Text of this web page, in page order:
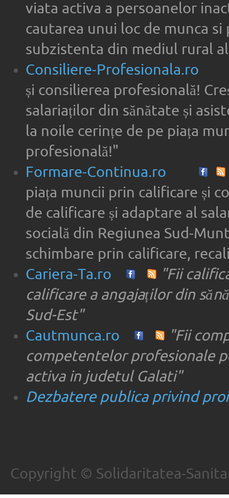
viata activa a persoanelor
cautarea unui loc de munca
subzistenta din mediul rural
Consiliere-Profesionala.ro
și consilierea profesională!
salariaților din sănătate și
la noile cerințe de pe piața
profesională!"
Formare-Continua.ro
piața muncii prin calificare și
de calificare și adaptare al
socială din Regiunea Sud-
schimbare prin calificare,
Cariera-Ta.ro
"Fii
calificare a angajaților din
Sud-Est"
Cautmunca.ro
"Fii
competentelor profesionale
activa in judetul Galati"
Dezbatere publica privind
Copyright © Solidaritatea-